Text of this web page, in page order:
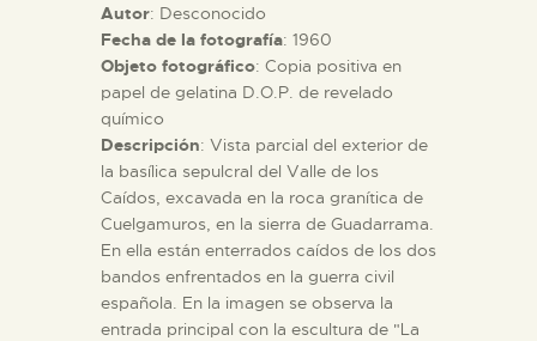
Autor: Desconocido
Fecha de la fotografía: 1960
Objeto fotográfico: Copia positiva en
papel de gelatina D.O.P. de revelado
químico
Descripción: Vista parcial del exterior de
la basílica sepulcral del Valle de los
Caídos, excavada en la roca granítica de
Cuelgamuros, en la sierra de Guadarrama.
En ella están enterrados caídos de los dos
bandos enfrentados en la guerra civil
española. En la imagen se observa la
entrada principal con la escultura de "La